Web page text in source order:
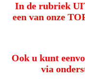
In de rubriek
een van onze
Ook u kunt
via